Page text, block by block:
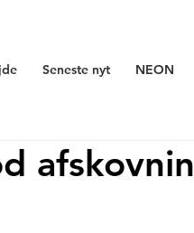
Seneste nyt NEON